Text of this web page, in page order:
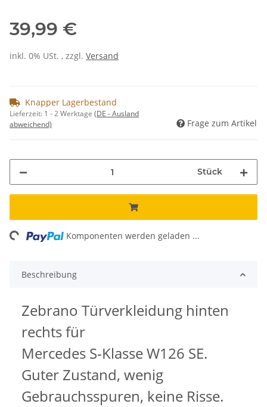
39,99 €
inkl. 0% USt. , zzgl. Versand
Knapper Lagerbestand
Lieferzeit: 1 - 2 Werktage (DE - Ausland
abweichend)
Frage zum Artikel
Stück
Komponenten werden geladen ...
Beschreibung
Zebrano Türverkleidung hinten
rechts für
Mercedes S-Klasse W126 SE.
Guter Zustand, wenig
Gebrauchsspuren, keine Risse.